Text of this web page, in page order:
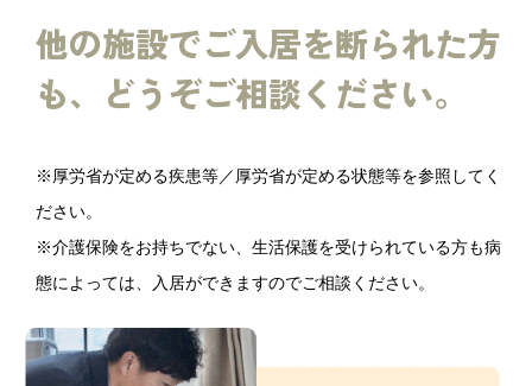
他の施設でご入居を断られた方
も、どうぞご相談ください。
※厚労省が定める疾患等／厚労省が定める状態等を参照してく
ださい。
※介護保険をお持ちでない、生活保護を受けられている方も病
態によっては、入居ができますのでご相談ください。